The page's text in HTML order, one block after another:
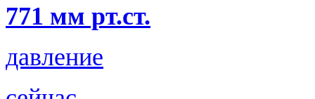
771 мм рт.ст.
давление